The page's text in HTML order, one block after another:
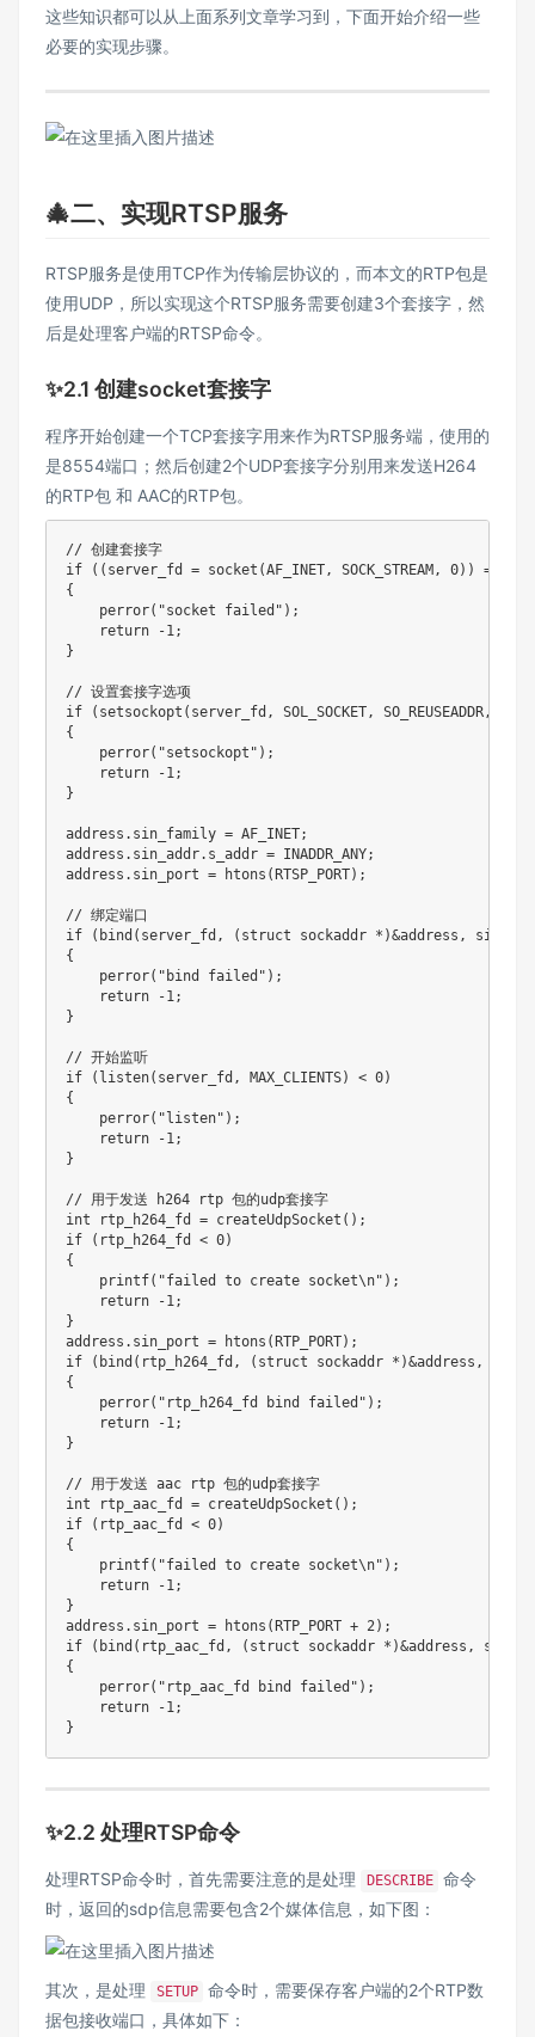
这些知识都可以从上面系列文章学习到，下面开始介绍一些
必要的实现步骤。
🎄二、实现RTSP服务
RTSP服务是使用TCP作为传输层协议的，而本文的RTP包是
使用UDP，所以实现这个RTSP服务需要创建3个套接字，然
后是处理客户端的RTSP命令。
✨2.1 创建socket套接字
程序开始创建一个TCP套接字用来作为RTSP服务端，使用的
是8554端口；然后创建2个UDP套接字分别用来发送H264
的RTP包 和 AAC的RTP包。
// 创建套接字
if
( ( server_fd = socket (AF_INET , SOCK_STREAM , 0) ) ==
{
perror( "socket failed" ) ;
return
-1 ;
}
// 设置套接字选项
if
( setsockopt ( server_fd , SOL_SOCKET , SO_REUSEADDR ,
{
perror( "setsockopt" ) ;
return
-1 ;
}
address . sin_family = AF_INET;
address . sin_addr. s_addr = INADDR_ANY;
address . sin_port = htons (RTSP_PORT) ;
// 绑定端口
if
( bind ( server_fd , ( struct sockaddr * )&address , sizeof
{
perror( "bind failed" ) ;
return
-1 ;
}
// 开始监听
if
( listen( server_fd , MAX_CLIENTS) < 0)
{
perror( "listen" ) ;
return
-1 ;
}
// 用于发送 h264 rtp 包的udp套接字
int rtp_h264_fd = createUdpSocket ( ) ;
if
( rtp_h264_fd < 0)
{
printf( "failed to create socket\n" ) ;
return
-1 ;
}
address . sin_port = htons (RTP_PORT) ;
if
( bind ( rtp_h264_fd , ( struct sockaddr * )&address ,
{
perror( "rtp_h264_fd bind failed" ) ;
return
-1 ;
}
// 用于发送 aac rtp 包的udp套接字
int rtp_aac_fd = createUdpSocket ( ) ;
if
( rtp_aac_fd < 0)
{
printf( "failed to create socket\n" ) ;
return
-1 ;
}
address . sin_port = htons (RTP_PORT + 2 ) ;
if
( bind ( rtp_aac_fd , ( struct sockaddr * )&address , sizeof
{
perror( "rtp_aac_fd bind failed" ) ;
return
-1 ;
}
✨2.2 处理RTSP命令
处理RTSP命令时，首先需要注意的是处理 DESCRIBE 命令
时，返回的sdp信息需要包含2个媒体信息，如下图：
其次，是处理 SETUP 命令时，需要保存客户端的2个RTP数
据包接收端口，具体如下：